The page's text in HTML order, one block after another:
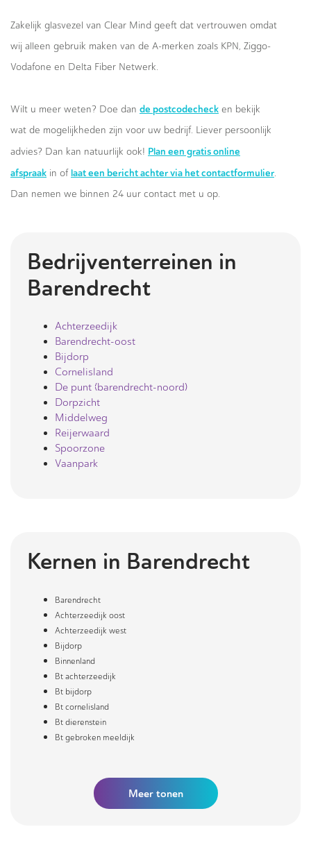
Zakelijk glasvezel van Clear Mind geeft dat vertrouwen omdat
wij alleen gebruik maken van de A-merken zoals KPN, Ziggo-
Vodafone en Delta Fiber Netwerk.
Wilt u meer weten? Doe dan de postcodecheck en bekijk
wat de mogelijkheden zijn voor uw bedrijf. Liever persoonlijk
advies? Dan kan natuurlijk ook! Plan een gratis online
afspraak in of laat een bericht achter via het contactformulier.
Dan nemen we binnen 24 uur contact met u op.
Bedrijventerreinen in
Barendrecht
Achterzeedijk
Barendrecht-oost
Bijdorp
Cornelisland
De punt (barendrecht-noord)
Dorpzicht
Middelweg
Reijerwaard
Spoorzone
Vaanpark
Kernen in Barendrecht
Barendrecht
Achterzeedijk oost
Achterzeedijk west
Bijdorp
Binnenland
Bt achterzeedijk
Bt bijdorp
Bt cornelisland
Bt dierenstein
Bt gebroken meeldijk
Meertonen